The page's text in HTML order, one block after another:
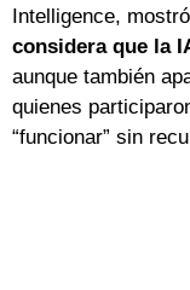
Intelligence,
considera que la
aunque también
quienes
“funcionar” sin